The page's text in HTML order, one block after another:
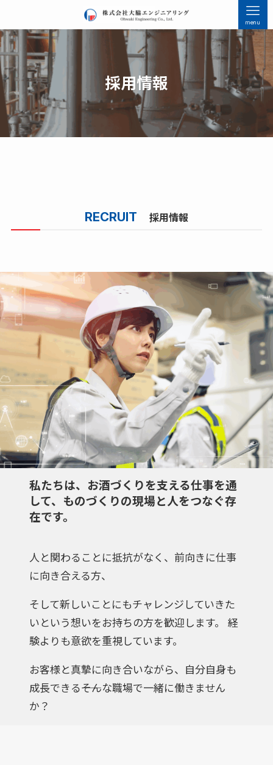
menu
採用情報
RECRUIT 採用情報
私たちは、お酒づくりを支える仕事を通
して、ものづくりの現場と人をつなぐ存
在です。
人と関わることに抵抗がなく、前向きに仕事
に向き合える方、
そして新しいことにもチャレンジしていきた
いという想いをお持ちの方を歓迎します。 経
験よりも意欲を重視しています。
お客様と真摯に向き合いながら、自分自身も
成長できる――そんな職場で一緒に働きません
か？